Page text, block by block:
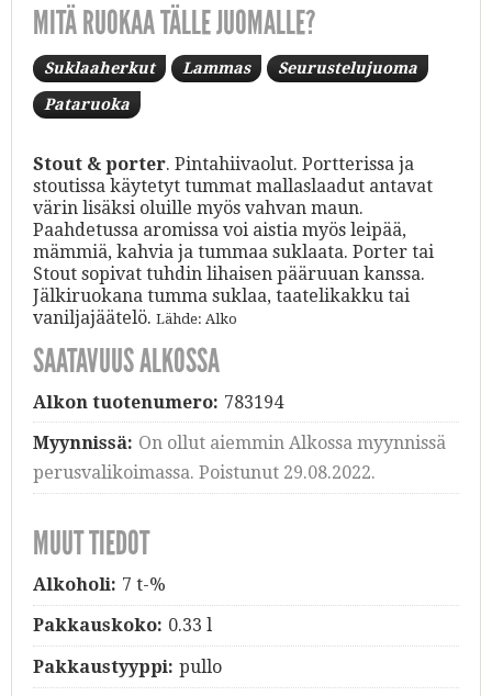
MITÄ RUOKAA TÄLLE JUOMALLE?
Suklaaherkut Lammas Seurustelujuoma
Pataruoka
Stout & porter. Pintahiivaolut. Portterissa ja
stoutissa käytetyt tummat mallaslaadut antavat
värin lisäksi oluille myös vahvan maun.
Paahdetussa aromissa voi aistia myös leipää,
mämmiä, kahvia ja tummaa suklaata. Porter tai
Stout sopivat tuhdin lihaisen pääruuan kanssa.
Jälkiruokana tumma suklaa, taatelikakku tai
vaniljajäätelö. Lähde: Alko
SAATAVUUS ALKOSSA
Alkon tuotenumero: 783194
Myynnissä: On ollut aiemmin Alkossa myynnissä
perusvalikoimassa. Poistunut 29.08.2022.
MUUT TIEDOT
Alkoholi: 7 t-%
Pakkauskoko: 0.33 l
Pakkaustyyppi: pullo